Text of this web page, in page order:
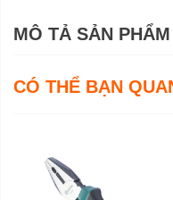
MÔ TẢ SẢN PHẨM
CÓ THỂ BẠN